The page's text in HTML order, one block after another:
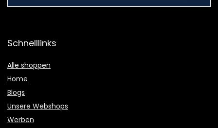
Schnelllinks
Alle shoppen
Home
Blogs
Unsere Webshops
Werben